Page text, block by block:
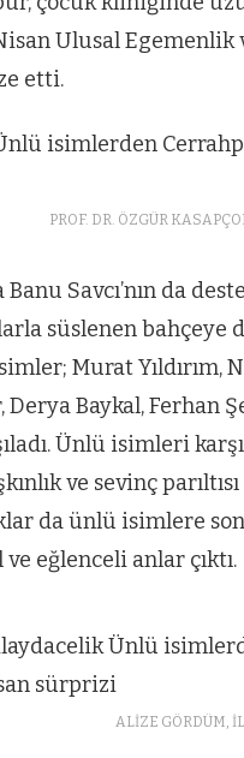
Ulusal Egemenlik
etti.
PROF. DR. ÖZGÜR
Savcı’nın da
süslenen
Murat Yıldırım,
Derya Baykal, Ferhan
Ünlü isimleri
ve sevinç
da ünlü isimlere
eğlenceli anlar çıktı.
ALİZE GÖRDÜM,